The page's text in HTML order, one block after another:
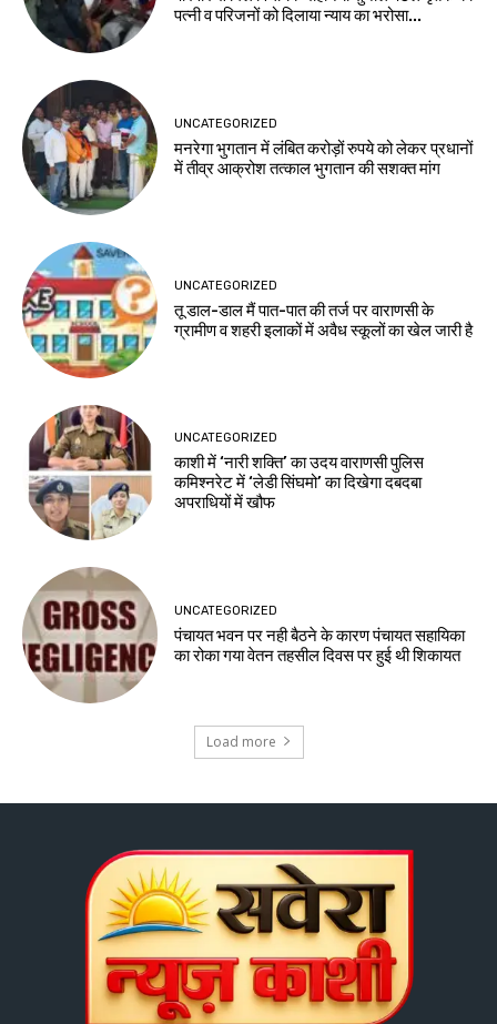
पत्नी व परिजनों को दिलाया न्याय का भरोसा...
UNCATEGORIZED
मनरेगा भुगतान में लंबित करोड़ों रुपये को लेकर प्रधानों
में तीव्र आक्रोश तत्काल भुगतान की सशक्त मांग
UNCATEGORIZED
तू डाल-डाल मैं पात-पात की तर्ज पर वाराणसी के
ग्रामीण व शहरी इलाकों में अवैध स्कूलों का खेल जारी है
UNCATEGORIZED
काशी में ‘नारी शक्ति’ का उदय वाराणसी पुलिस
कमिश्नरेट में ‘लेडी सिंघमो’ का दिखेगा दबदबा
अपराधियों में खौफ
UNCATEGORIZED
पंचायत भवन पर नही बैठने के कारण पंचायत सहायिका
का रोका गया वेतन तहसील दिवस पर हुई थी शिकायत
Load more